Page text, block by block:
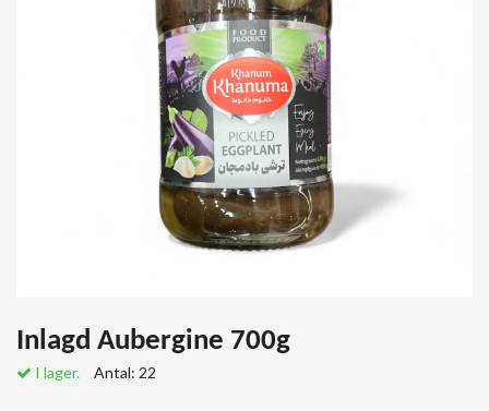
Inlagd Aubergine 700g
I lager. Antal: 22